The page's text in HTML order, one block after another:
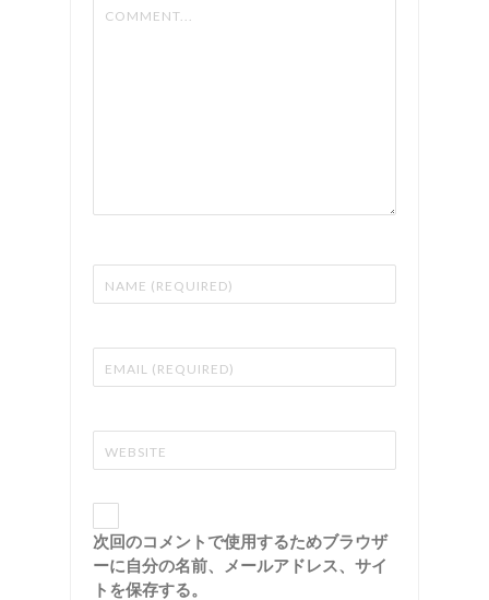
次回のコメントで使用するためブラウザ
ーに自分の名前、メールアドレス、サイ
トを保存する。